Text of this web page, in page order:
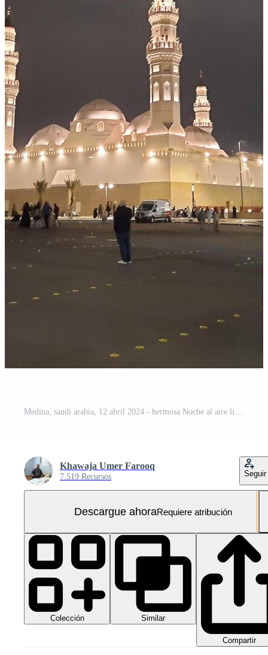
Medina, saudi arabia, 12 abril 2024 - hermosa Noche al aire libre ver de quba mezquita madinah en oscuro nubes y lluvia.
Khawaja Umer Farooq
7.519 Recursos Seguir
Descargue ahoraRequiere atribución
Colección Similar
Compartir